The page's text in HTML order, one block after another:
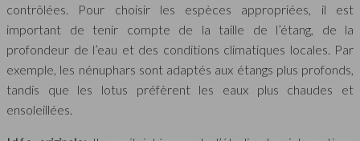
contrôlées. Pour choisir les espèces appropriées, il est
important de tenir compte de la taille de l’étang, de la
profondeur de l’eau et des conditions climatiques locales. Par
exemple, les nénuphars sont adaptés aux étangs plus profonds,
tandis que les lotus préfèrent les eaux plus chaudes et
ensoleillées.